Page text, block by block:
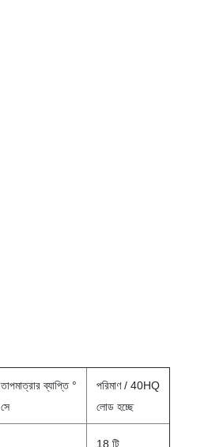
তাপমাত্রার ব্যাপ্তি °
সে
পরিমাণ / 40HQ
লোড হচ্ছে
18 টি